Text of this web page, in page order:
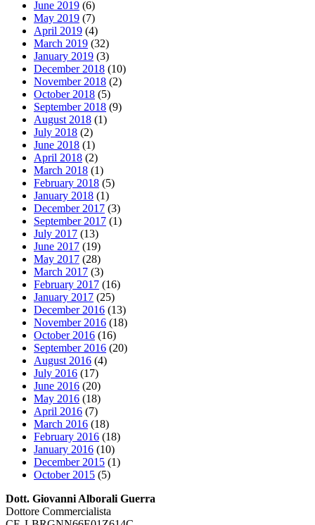
June 2019 (6)
May 2019 (7)
April 2019 (4)
March 2019 (32)
January 2019 (3)
December 2018 (10)
November 2018 (2)
October 2018 (5)
September 2018 (9)
August 2018 (1)
July 2018 (2)
June 2018 (1)
April 2018 (2)
March 2018 (1)
February 2018 (5)
January 2018 (1)
December 2017 (3)
September 2017 (1)
July 2017 (13)
June 2017 (19)
May 2017 (28)
March 2017 (3)
February 2017 (16)
January 2017 (25)
December 2016 (13)
November 2016 (18)
October 2016 (16)
September 2016 (20)
August 2016 (4)
July 2016 (17)
June 2016 (20)
May 2016 (18)
April 2016 (7)
March 2016 (18)
February 2016 (18)
January 2016 (10)
December 2015 (1)
October 2015 (5)
Dott. Giovanni Alborali Guerra
Dottore Commercialista